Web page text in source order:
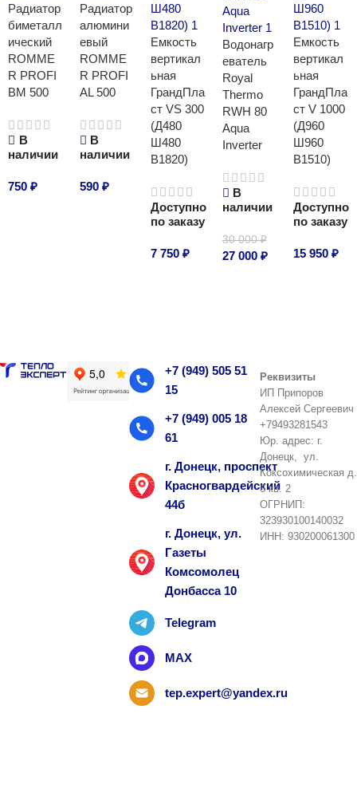
Радиатор
биметалл
ический
ROMME
R PROFI
BM 500
В
наличии
750 ₽
Радиатор
алюмини
евый
ROMME
R PROFI
AL 500
В
наличии
590 ₽
Емкость
вертикал
ьная
ГрандПла
ст VS 300
(Д480
Ш480
В1820)
Доступно
по заказу
7 750₽
Водонагр
еватель
Royal
Thermo
RWH 80
Aqua
Inverter
В
наличии
30 000₽
27 000 ₽
Емкость
вертикал
ьная
ГрандПла
ст V 1000
(Д960
Ш960
В1510)
Доступно
по заказу
15 950₽
+7 (949) 505 51
15
+7 (949) 005 18
61
г. Донецк, проспект
Красногвардейский
44б
г. Донецк, ул.
Газеты
Комсомолец
Донбасса 10
Telegram
MAX
tep.expert@yandex.ru
Реквизиты
ИП Припоров
Алексей Сергеевич
+79493281543
Юр. адрес: г.
Донецк, ул.
Коксохимическая д.
6 кв. 2
ОГРНИП:
323930100140032
ИНН: 930200061300